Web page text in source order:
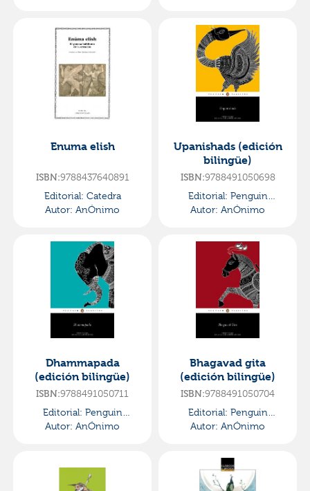
Enuma elish
ISBN:9788437640891
Editorial: Catedra
Autor: AnÓnimo
Upanishads (edición
bilingüe)
ISBN:9788491050698
Editorial: Penguin
Clasicos
Autor: AnÓnimo
Dhammapada
(edición bilingüe)
ISBN:9788491050711
Editorial: Penguin
Clasicos
Autor: AnÓnimo
Bhagavad gita
(edición bilingüe)
ISBN:9788491050704
Editorial: Penguin
Clasicos
Autor: AnÓnimo